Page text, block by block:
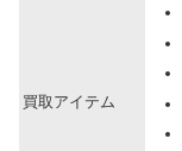
買取アイテム